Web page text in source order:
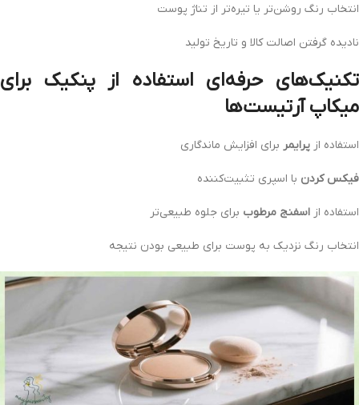
انتخاب رنگ روشن‌تر یا تیره‌تر از تناژ پوست
نادیده گرفتن اصالت کالا و تاریخ تولید
تکنیک‌های حرفه‌ای استفاده از پنکیک برای
میکاپ آرتیست‌ها
استفاده از پرایمر برای افزایش ماندگاری
فیکس کردن با اسپری تثبیت‌کننده
استفاده از اسفنج مرطوب برای جلوه طبیعی‌تر
انتخاب رنگ نزدیک به پوست برای طبیعی بودن نتیجه